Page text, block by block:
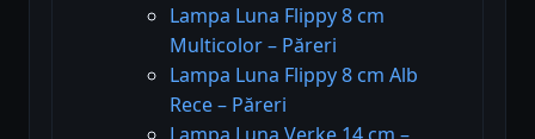
Lampa Luna Flippy 8 cm
Multicolor – Păreri
Lampa Luna Flippy 8 cm Alb
Rece – Păreri